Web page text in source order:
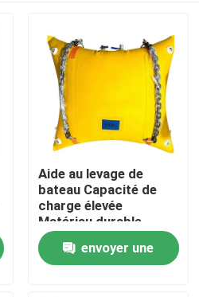
Aide au levage de
bateau Capacité de
charge élevée
Matériau durable
Installation rapide
envoyer une